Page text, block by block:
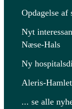
Opdagelse
Nyt
Næse-Hals
Ny
Aleris-
... se alle